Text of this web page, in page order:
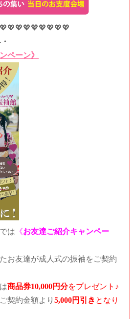
ペーン》
は 《お友達ご紹介キャンペー
お友達が成人式の振袖をご契約
商品券10,000円分をプレゼント♪
ご契約金額より5,000円引き となり